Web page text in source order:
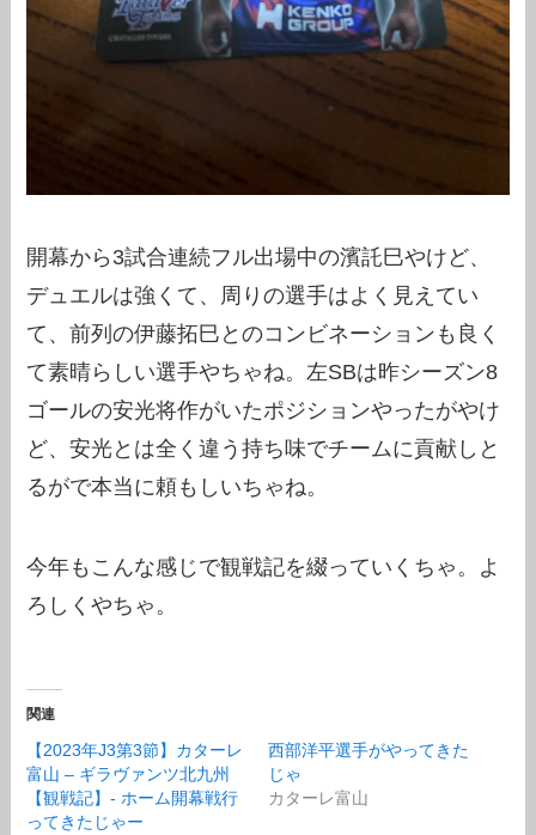
開幕から3試合連続フル出場中の濱託巳やけど、
デュエルは強くて、周りの選手はよく見えてい
て、前列の伊藤拓巳とのコンビネーションも良く
て素晴らしい選手やちゃね。左SBは昨シーズン8
ゴールの安光将作がいたポジションやったがやけ
ど、安光とは全く違う持ち味でチームに貢献しと
るがで本当に頼もしいちゃね。
今年もこんな感じで観戦記を綴っていくちゃ。よ
ろしくやちゃ。
関連
【2023年J3第3節】カターレ
富山 – ギラヴァンツ北九州
【観戦記】- ホーム開幕戦行
ってきたじゃー
西部洋平選手がやってきた
じゃ
カターレ富山